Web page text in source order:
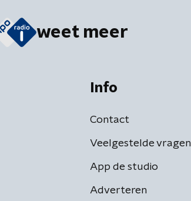
weet meer
Info
Contact
Veelgestelde vragen
App de studio
Adverteren